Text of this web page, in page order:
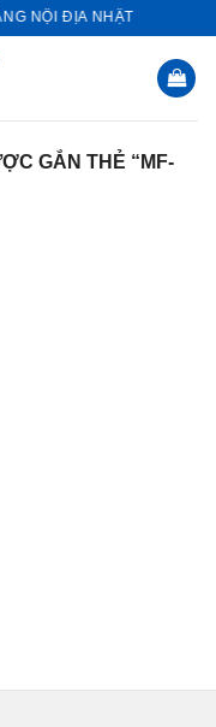
NỘI ĐỊA NHẬT
GẮN THẺ “MF-